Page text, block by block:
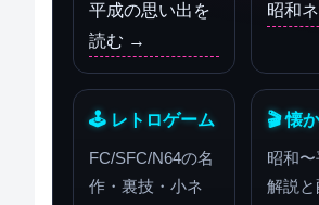
平成の思い出を
読む →
昭和
🕹 レトロゲーム
FC/SFC/N64の名
作・裏技・小ネ
🎬 懐
昭和
解説と